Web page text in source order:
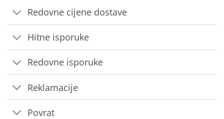
Redovne cijene dostave
Hitne isporuke
Redovne isporuke
Reklamacije
Povrat